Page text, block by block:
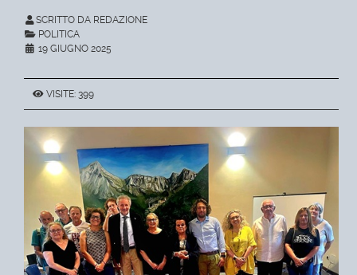
SCRITTO DA REDAZIONE
POLITICA
19 GIUGNO 2025
VISITE: 399